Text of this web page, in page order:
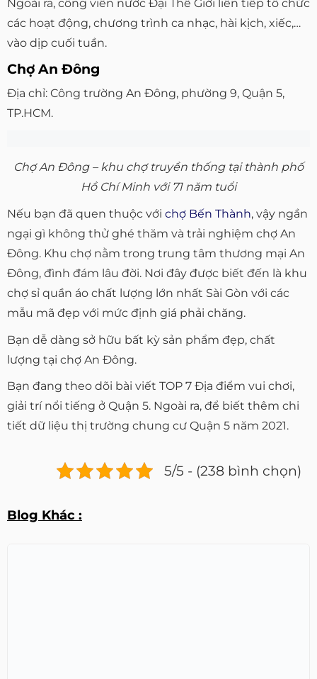
Ngoài ra, công viên nước Đại Thế Giới liên tiếp tổ chức
các hoạt động, chương trình ca nhạc, hài kịch, xiếc,…
vào dịp cuối tuần.
Chợ An Đông
Địa chỉ: Công trường An Đông, phường 9, Quận 5,
TP.HCM.
Chợ An Đông – khu chợ truyền thống tại thành phố
Hồ Chí Minh với 71 năm tuổi
Nếu bạn đã quen thuộc với chợ Bến Thành, vậy ngần
ngại gì không thử ghé thăm và trải nghiệm chợ An
Đông. Khu chợ nằm trong trung tâm thương mại An
Đông, đình đám lâu đời. Nơi đây được biết đến là khu
chợ sỉ quần áo chất lượng lớn nhất Sài Gòn với các
mẫu mã đẹp với mức định giá phải chăng.
Bạn dễ dàng sở hữu bất kỳ sản phẩm đẹp, chất
lượng tại chợ An Đông.
Bạn đang theo dõi bài viết TOP 7 Địa điểm vui chơi,
giải trí nổi tiếng ở Quận 5. Ngoài ra, để biết thêm chi
tiết dữ liệu thị trường chung cư Quận 5 năm 2021.
5/5 - (238 bình chọn)
Blog Khác :